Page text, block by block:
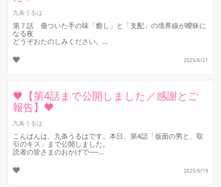
九条うるは
第７話 傷ついた手の味「癒し」と「支配」の境界線が曖昧に
なる夜
どうぞおたのしみください。
2025/6/21
🖤【第4話まで公開しました／感謝とご
報告】🖤
九条うるは
こんばんは、九条うるはです。本日、第4話「仮面の男と、取
引のキス」まで公開しました。
読者の皆さまのおかげで──
ン：8件
と、静か...
2025/6/19